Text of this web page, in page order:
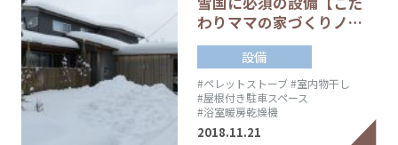
わりママの家づくりノ…
設備
#ペレットストーブ#室内物干し
#屋根付き駐車スペース
#浴室暖房乾燥機
2018.11.21